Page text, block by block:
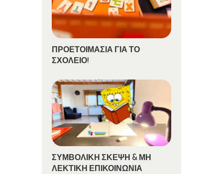
ΠΡΟΕΤΟΙΜΑΣΙΑ ΓΙΑ ΤΟ
ΣΧΟΛΕΙΟ!
ΣΥΜΒΟΛΙΚΗ ΣΚΕΨΗ & ΜΗ
ΛΕΚΤΙΚΗ ΕΠΙΚΟΙΝΩΝΙΑ